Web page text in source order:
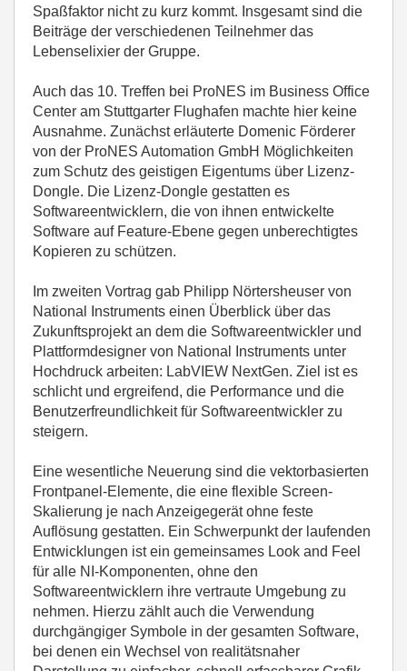
Spaßfaktor nicht zu kurz kommt. Insgesamt sind die
Beiträge der verschiedenen Teilnehmer das
Lebenselixier der Gruppe.
Auch das 10. Treffen bei ProNES im Business Office
Center am Stuttgarter Flughafen machte hier keine
Ausnahme. Zunächst erläuterte Domenic Förderer
von der ProNES Automation GmbH Möglichkeiten
zum Schutz des geistigen Eigentums über Lizenz-
Dongle. Die Lizenz-Dongle gestatten es
Softwareentwicklern, die von ihnen entwickelte
Software auf Feature-Ebene gegen unberechtigtes
Kopieren zu schützen.
Im zweiten Vortrag gab Philipp Nörtersheuser von
National Instruments einen Überblick über das
Zukunftsprojekt an dem die Softwareentwickler und
Plattformdesigner von National Instruments unter
Hochdruck arbeiten: LabVIEW NextGen. Ziel ist es
schlicht und ergreifend, die Performance und die
Benutzerfreundlichkeit für Softwareentwickler zu
steigern.
Eine wesentliche Neuerung sind die vektorbasierten
Frontpanel-Elemente, die eine flexible Screen-
Skalierung je nach Anzeigegerät ohne feste
Auflösung gestatten. Ein Schwerpunkt der laufenden
Entwicklungen ist ein gemeinsames Look and Feel
für alle NI-Komponenten, ohne den
Softwareentwicklern ihre vertraute Umgebung zu
nehmen. Hierzu zählt auch die Verwendung
durchgängiger Symbole in der gesamten Software,
bei denen ein Wechsel von realitätsnaher